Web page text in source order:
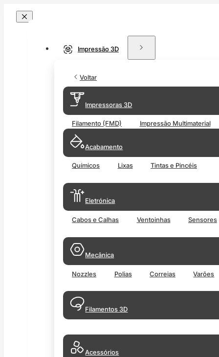
Impressão 3D
Voltar
Impressoras 3D
Filamento (FMD) Impressão Multimaterial
Acabamento
Químicos Lixas Tintas e Pincéis
Eletrónica
Cabos e Calhas Ventoinhas Sensores
Mecânica
Nozzles Polias Correias Varões
Filamentos 3D
Acessórios